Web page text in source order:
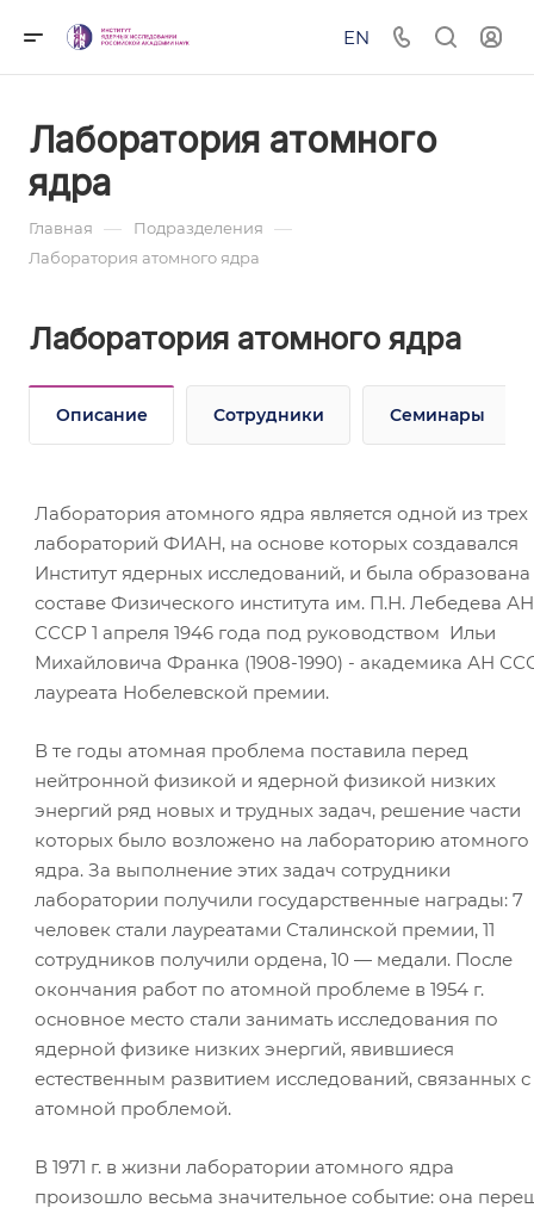
EN
Лаборатория атомного
ядра
Главная — Подразделения —
Лаборатория атомного ядра
Лаборатория атомного ядра
Описание Сотрудники Семинары
Лаборатория атомного ядра является одной из трех
лабораторий ФИАН, на основе которых создавался
Институт ядерных исследований, и была образована
составе Физического института им. П.Н. Лебедева АН
СССР 1 апреля 1946 года под руководством Ильи
Михайловича Франка (1908-1990) - академика АН
лауреата Нобелевской премии.
В те годы атомная проблема поставила перед
нейтронной физикой и ядерной физикой низких
энергий ряд новых и трудных задач, решение части
которых было возложено на лабораторию атомного
ядра. За выполнение этих задач сотрудники
лаборатории получили государственные награды: 7
человек стали лауреатами Сталинской премии, 11
сотрудников получили ордена, 10 — медали. После
окончания работ по атомной проблеме в 1954 г.
основное место стали занимать исследования по
ядерной физике низких энергий, явившиеся
естественным развитием исследований, связанных с
атомной проблемой.
В 1971 г. в жизни лаборатории атомного ядра
произошло весьма значительное событие: она